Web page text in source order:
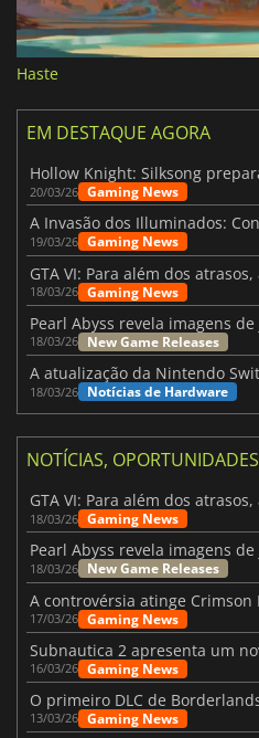
Haste
EM DESTAQUE AGORA
20/03/26 Gaming News
19/03/26 Gaming News
18/03/26 Gaming News
18/03/26 New Game Releases
18/03/26 Notícias de Hardware
NOTÍCIAS, OPORTUNIDADES
18/03/26 Gaming News
18/03/26 New Game Releases
17/03/26 Gaming News
16/03/26 Gaming News
13/03/26 Gaming News